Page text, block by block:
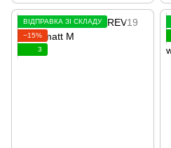
ВІДПРАВКА ЗІ СКЛАДУ
−15%
3